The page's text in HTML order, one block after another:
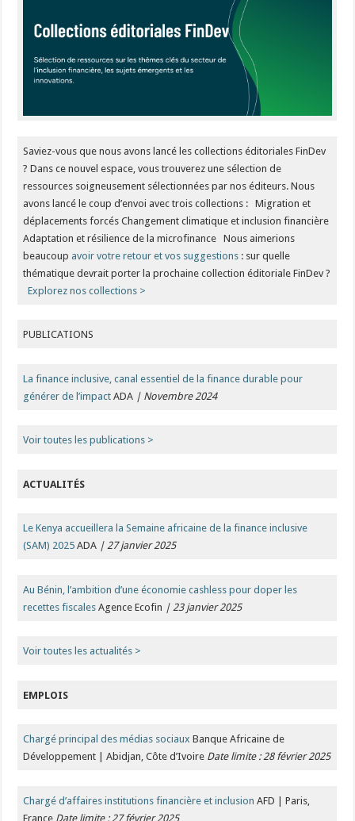
Saviez-vous que nous avons lancé les collections éditoriales FinDev
? Dans ce nouvel espace, vous trouverez une sélection de
ressources soigneusement sélectionnées par nos éditeurs. Nous
avons lancé le coup d’envoi avec trois collections : Migration et
déplacements forcés Changement climatique et inclusion financière
Adaptation et résilience de la microfinance Nous aimerions
beaucoup avoir votre retour et vos suggestions : sur quelle
thématique devrait porter la prochaine collection éditoriale FinDev ?
Explorez nos collections >
PUBLICATIONS
La finance inclusive, canal essentiel de la finance durable pour
générer de l’impact ADA | Novembre 2024
Voir toutes les publications >
ACTUALITÉS
Le Kenya accueillera la Semaine africaine de la finance inclusive
(SAM) 2025 ADA | 27 janvier 2025
Au Bénin, l’ambition d’une économie cashless pour doper les
recettes fiscales Agence Ecofin | 23 janvier 2025
Voir toutes les actualités >
EMPLOIS
Chargé principal des médias sociaux Banque Africaine de
Développement | Abidjan, Côte d’Ivoire Date limite : 28 février 2025
Chargé d’affaires institutions financière et inclusion AFD | Paris,
France Date limite : 27 février 2025